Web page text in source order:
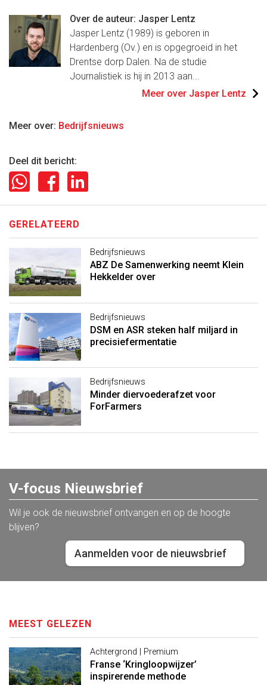
Over de auteur: Jasper Lentz
Jasper Lentz (1989) is geboren in
Hardenberg (Ov.) en is opgegroeid in het
Drentse dorp Dalen. Na de studie
Journalistiek is hij in 2013 aan...
Meer over Jasper Lentz
Meer over: Bedrijfsnieuws
Deel dit bericht:
GERELATEERD
Bedrijfsnieuws
ABZ De Samenwerking neemt Klein
Hekkelder over
Bedrijfsnieuws
DSM en ASR steken half miljard in
precisiefermentatie
Bedrijfsnieuws
Minder diervoederafzet voor
ForFarmers
V-focus Nieuwsbrief
Wil je ook de nieuwsbrief ontvangen en op de hoogte
blijven?
Aanmelden voor de nieuwsbrief
MEEST GELEZEN
Achtergrond | Premium
Franse ‘Kringloopwijzer’
inspirerende methode